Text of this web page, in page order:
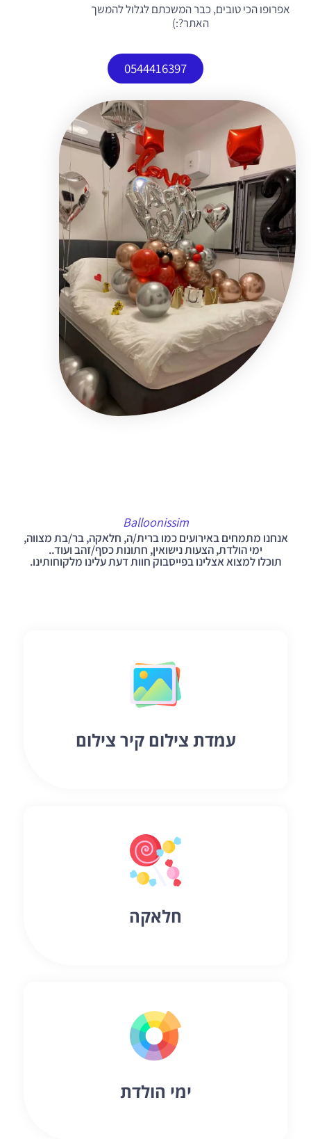
אפרופו הכי טובים, כבר המשכתם לגלול להמשך
האתר?:)
0544416397
Balloonissim
אנחנו מתמחים באירועים כמו ברית/ה, חלאקה, בר/בת מצווה,
ימי הולדת, הצעות נישואין, חתונות כסף/זהב ועוד..
תוכלו למצוא אצלינו בפייסבוק חוות דעת עלינו מלקוחותינו.
עמדת צילום קיר צילום
חלאקה
ימי הולדת